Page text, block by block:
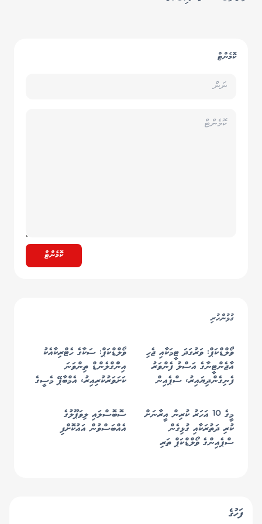
ކޮމެންޓް
ކޮމެންޓް
ގުޅުންހުރި
ވޯލްޑްކަޕް: ވަރުގަދަ ޓީމަކާއި ޖެހި
އާޖެންޓީނާގެ އަސްލު ފެންވަރު
ފެނިގެންދިޔައިރު، ސްޕެއިން
ވޯލްޑްކަޕް: ސަކާގެ ހެޓްރިކާއެކު
އިންްގްލެންޑް ތިންވަނަ
ކަށަވަރުކުރިއިރު، އެމްބާޕޭ މެސީގެ
މީގެ 10 އަހަރު ކުރިން އީރާނަށް
ކުރި ދަތުރަކާއި ގުޅިގެން
ސްޕެއިންގެ ވޯލްޑްކަޕް ތަރި
ސޮބޮސްލައި ލިވަޕޫލުގެ
އެއްބަސްވުން އައުކޮށްފި
ފަހުގެ